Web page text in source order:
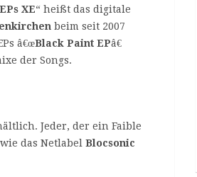
XE“ heißt das digitale
beim seit 2007
â€œBlack Paint EPâ€
der Songs.
Jeder, der ein Faible
das Netlabel Blocsonic